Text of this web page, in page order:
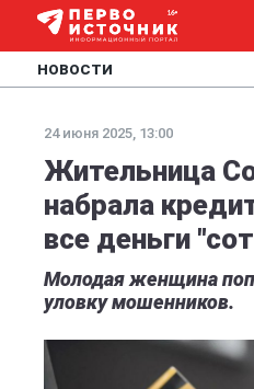
НОВОСТИ
24 июня 2025, 13:00
Жительница
набрала
все деньги
Молодая женщина
уловку мошенников.